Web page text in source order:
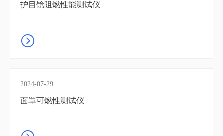
护目镜阻燃性能测试仪
2024-07-29
面罩可燃性测试仪